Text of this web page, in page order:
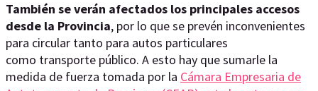
También se verán afectados los principales accesos
desde la Provincia, por lo que se prevén inconvenientes
para circular tanto para autos particulares
como transporte público. A esto hay que sumarle la
medida de fuerza tomada por la Cámara Empresaria de